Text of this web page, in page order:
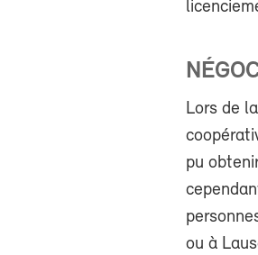
Lors de
pu
ou à